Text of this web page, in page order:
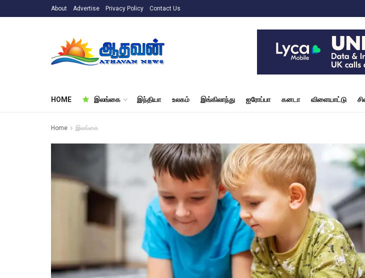
About Advertise Privacy Policy Contact Us
HOME இலங்கை இந்தியா உலகம் இங்கிலாந்து ஐரோப்பா கனடா விளையாட்டு
Home இலங்கை